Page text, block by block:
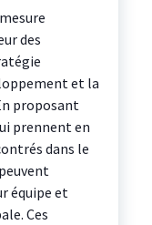
des
et la
proposant
prennent en
dans le
équipe et
Ces